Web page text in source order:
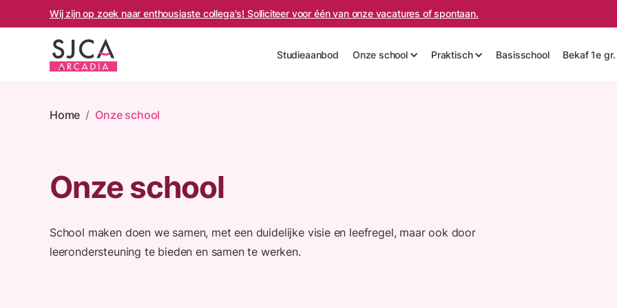
Wij zijn op zoek naar enthousiaste collega's! Solliciteer voor één van onze vacatures of spontaan.
Studieaanbod Onze school Praktisch Basisschool Bekaf 1e gr.
Home / Onze school
Onze school
School maken doen we samen, met een duidelijke visie en leefregel, maar ook door
leerondersteuning te bieden en samen te werken.